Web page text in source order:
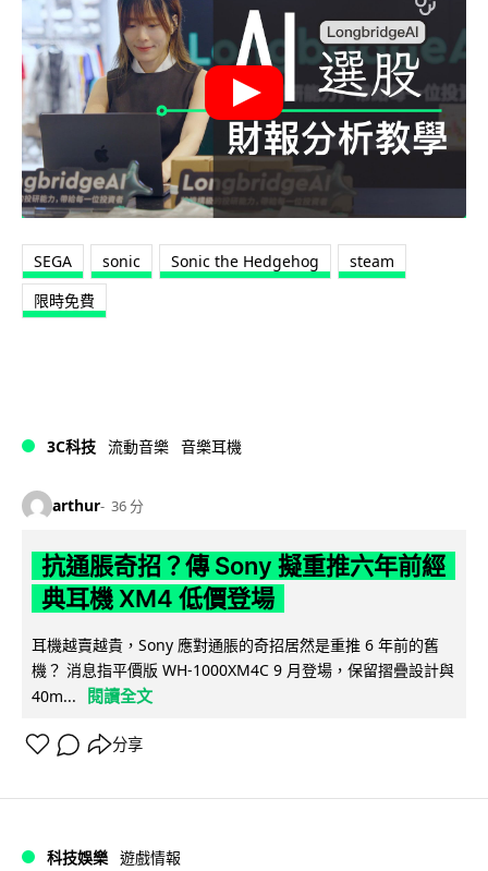
SEGA sonic Sonic the Hedgehog
steam
限時免費
3C科技 流動音樂 音樂耳機
arthur 36 分
抗通脹奇招？傳 Sony 擬重推六年前經
典耳機 XM4 低價登場
耳機越賣越貴，Sony 應對通脹的奇招居然是重推 6 年前的舊
機？ 消息指平價版 WH-1000XM4C 9 月登場，保留摺疊設計與
40m...
閱讀全文
分享
科技娛樂 遊戲情報